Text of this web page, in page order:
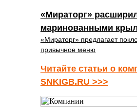
«Мираторг»
маринованными
«Мираторг» предлагает
привычное меню
Читайте статьи о
SNKIGB.RU >>>